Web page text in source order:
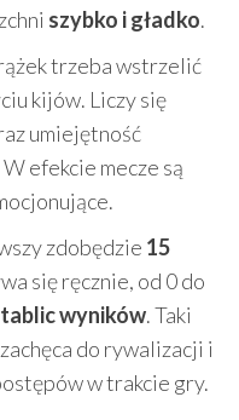
szybko i gładko.
trzeba wstrzelić
kijów. Liczy się
umiejętność
efekcie mecze są
zdobędzie 15
się ręcznie, od 0 do
wyników. Taki
do rywalizacji i
w trakcie gry.